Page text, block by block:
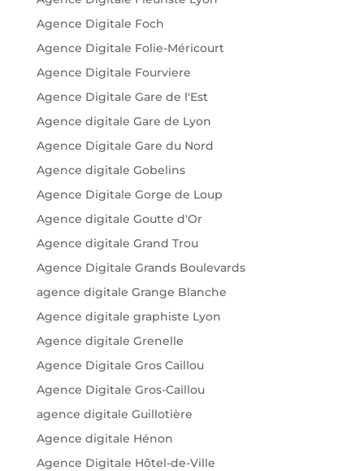
Agence Digitale Foch
Agence Digitale Folie-Méricourt
Agence Digitale Fourviere
Agence Digitale Gare de l'Est
Agence digitale Gare de Lyon
Agence Digitale Gare du Nord
Agence digitale Gobelins
Agence Digitale Gorge de Loup
Agence digitale Goutte d'Or
Agence digitale Grand Trou
Agence Digitale Grands Boulevards
agence digitale Grange Blanche
Agence digitale graphiste Lyon
Agence digitale Grenelle
Agence Digitale Gros Caillou
Agence Digitale Gros-Caillou
agence digitale Guillotière
Agence digitale Hénon
Agence Digitale Hôtel-de-Ville